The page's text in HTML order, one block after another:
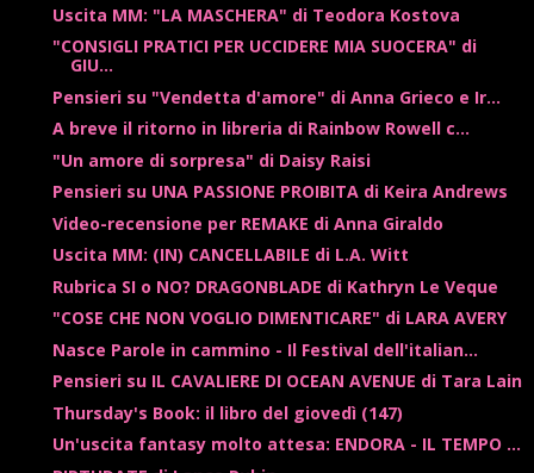
Uscita MM: "LA MASCHERA" di Teodora Kostova
"CONSIGLI PRATICI PER UCCIDERE MIA SUOCERA" di
GIU...
Pensieri su "Vendetta d'amore" di Anna Grieco e Ir...
A breve il ritorno in libreria di Rainbow Rowell c...
"Un amore di sorpresa" di Daisy Raisi
Pensieri su UNA PASSIONE PROIBITA di Keira Andrews
Video-recensione per REMAKE di Anna Giraldo
Uscita MM: (IN) CANCELLABILE di L.A. Witt
Rubrica SI o NO? DRAGONBLADE di Kathryn Le Veque
"COSE CHE NON VOGLIO DIMENTICARE" di LARA AVERY
Nasce Parole in cammino - Il Festival dell'italian...
Pensieri su IL CAVALIERE DI OCEAN AVENUE di Tara Lain
Thursday's Book: il libro del giovedì (147)
Un'uscita fantasy molto attesa: ENDORA - IL TEMPO ...